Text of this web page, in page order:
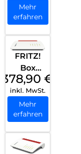
Weiß
Mehr
erfahren
FRITZ!
Box
7690
Weiß
378,90 €
inkl. MwSt.
Mehr
erfahren